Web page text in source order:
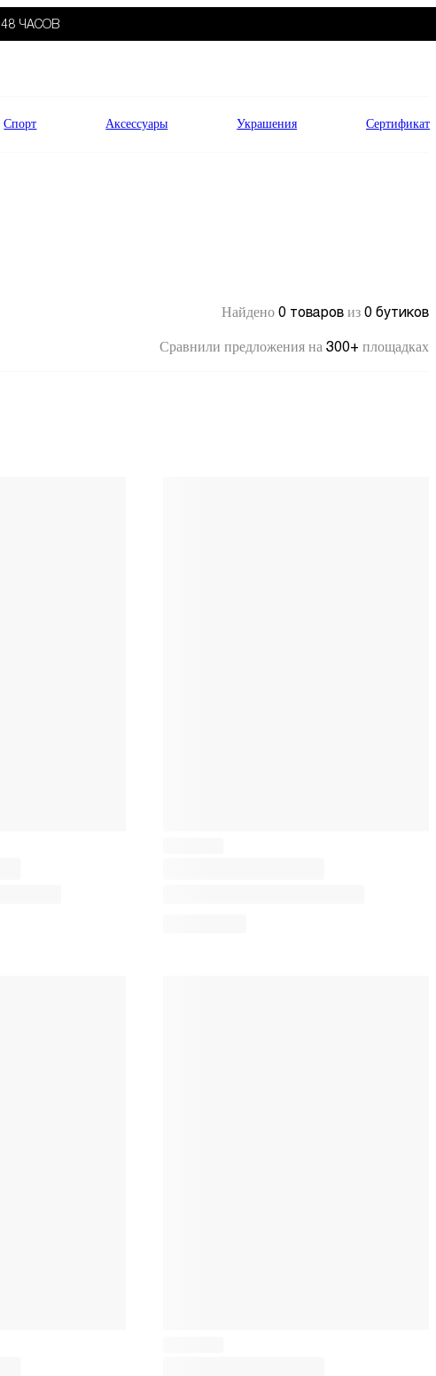
48 ЧАСОВ
Спорт Аксессуары Украшения Сертификат
Найдено 0 товаров из 0 бутиков
Сравнили предложения на 300+ площадках